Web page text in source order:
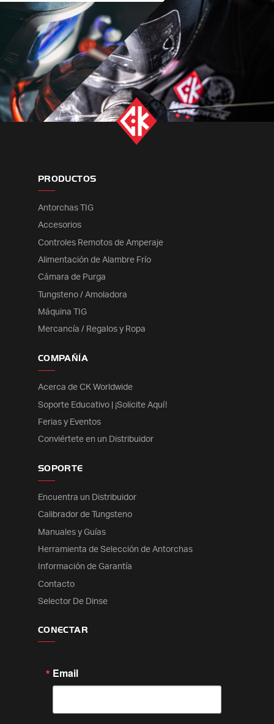
PRODUCTOS
Antorchas TIG
Accesorios
Controles Remotos de Amperaje
Alimentación de Alambre Frío
Cámara de Purga
Tungsteno / Amoladora
Máquina TIG
Mercancía / Regalos y Ropa
COMPAÑÍA
Acerca de CK Worldwide
Soporte Educativo | ¡Solicite Aquí!
Ferias y Eventos
Conviértete en un Distribuidor
SOPORTE
Encuentra un Distribuidor
Calibrador de Tungsteno
Manuales y Guías
Herramienta de Selección de Antorchas
Información de Garantía
Contacto
Selector De Dinse
CONECTAR
Email